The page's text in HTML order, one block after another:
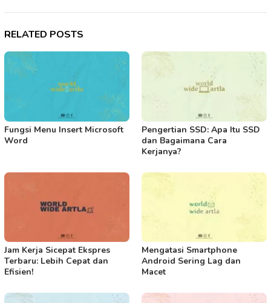
RELATED POSTS
Fungsi Menu Insert Microsoft
Word
Pengertian SSD: Apa Itu SSD
dan Bagaimana Cara
Kerjanya?
Jam Kerja Sicepat Ekspres
Terbaru: Lebih Cepat dan
Efisien!
Mengatasi Smartphone
Android Sering Lag dan
Macet